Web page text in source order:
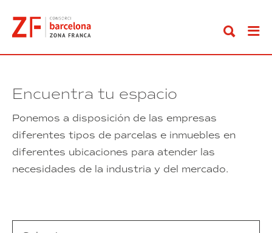
contenido
Encuentra tu espacio
Ponemos a disposición de las empresas
diferentes tipos de parcelas e inmuebles en
diferentes ubicaciones para atender las
necesidades de la industria y del mercado.